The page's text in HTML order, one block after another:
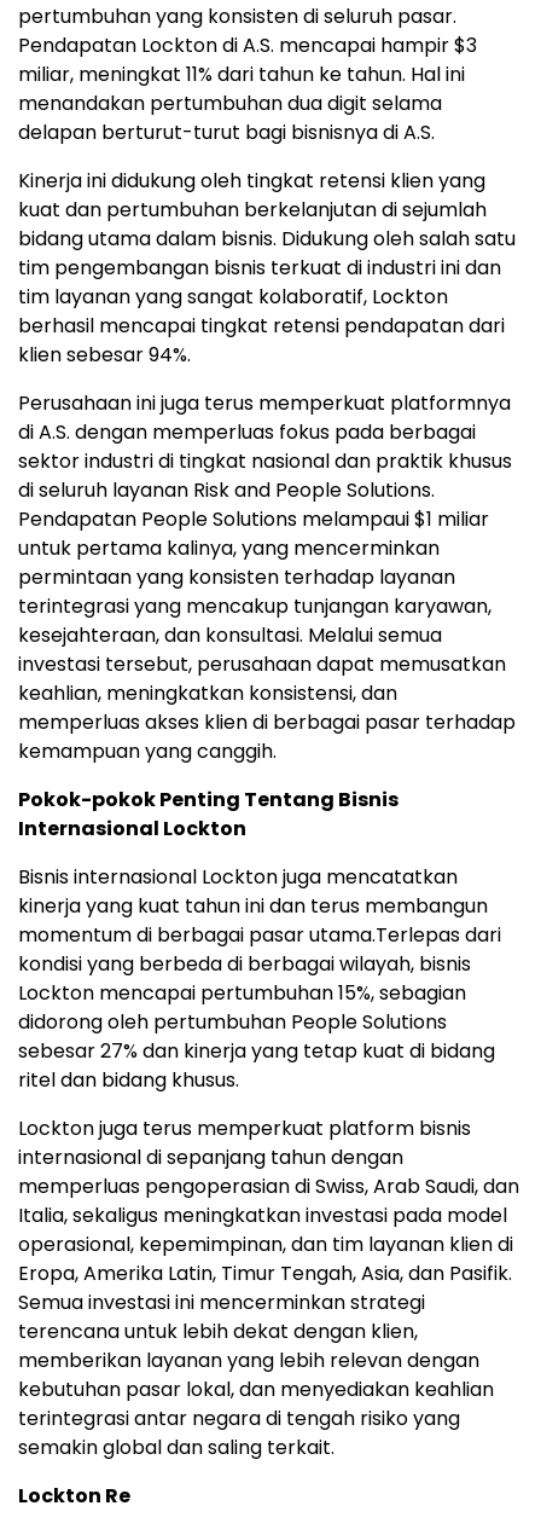
pertumbuhan yang konsisten di seluruh pasar.
Pendapatan Lockton di A.S. mencapai hampir $3
miliar, meningkat 11% dari tahun ke tahun. Hal ini
menandakan pertumbuhan dua digit selama
delapan berturut-turut bagi bisnisnya di A.S.
Kinerja ini didukung oleh tingkat retensi klien yang
kuat dan pertumbuhan berkelanjutan di sejumlah
bidang utama dalam bisnis. Didukung oleh salah satu
tim pengembangan bisnis terkuat di industri ini dan
tim layanan yang sangat kolaboratif, Lockton
berhasil mencapai tingkat retensi pendapatan dari
klien sebesar 94%.
Perusahaan ini juga terus memperkuat platformnya
di A.S. dengan memperluas fokus pada berbagai
sektor industri di tingkat nasional dan praktik khusus
di seluruh layanan Risk and People Solutions.
Pendapatan People Solutions melampaui $1 miliar
untuk pertama kalinya, yang mencerminkan
permintaan yang konsisten terhadap layanan
terintegrasi yang mencakup tunjangan karyawan,
kesejahteraan, dan konsultasi. Melalui semua
investasi tersebut, perusahaan dapat memusatkan
keahlian, meningkatkan konsistensi, dan
memperluas akses klien di berbagai pasar terhadap
kemampuan yang canggih.
Pokok-pokok Penting Tentang Bisnis
Internasional Lockton
Bisnis internasional Lockton juga mencatatkan
kinerja yang kuat tahun ini dan terus membangun
momentum di berbagai pasar utama.Terlepas dari
kondisi yang berbeda di berbagai wilayah, bisnis
Lockton mencapai pertumbuhan 15%, sebagian
didorong oleh pertumbuhan People Solutions
sebesar 27% dan kinerja yang tetap kuat di bidang
ritel dan bidang khusus.
Lockton juga terus memperkuat platform bisnis
internasional di sepanjang tahun dengan
memperluas pengoperasian di Swiss, Arab Saudi, dan
Italia, sekaligus meningkatkan investasi pada model
operasional, kepemimpinan, dan tim layanan klien di
Eropa, Amerika Latin, Timur Tengah, Asia, dan Pasifik.
Semua investasi ini mencerminkan strategi
terencana untuk lebih dekat dengan klien,
memberikan layanan yang lebih relevan dengan
kebutuhan pasar lokal, dan menyediakan keahlian
terintegrasi antar negara di tengah risiko yang
semakin global dan saling terkait.
Lockton Re